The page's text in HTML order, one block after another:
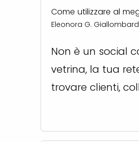
Come utilizzare al
Eleonora G.
Non è un social
vetrina, la tua
trovare clienti,